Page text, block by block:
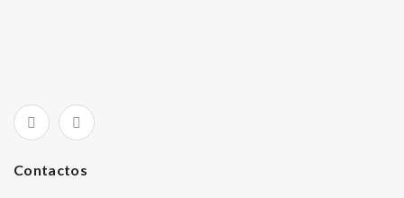
Contactos